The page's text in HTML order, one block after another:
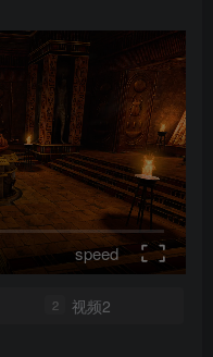
speed
2 视频2